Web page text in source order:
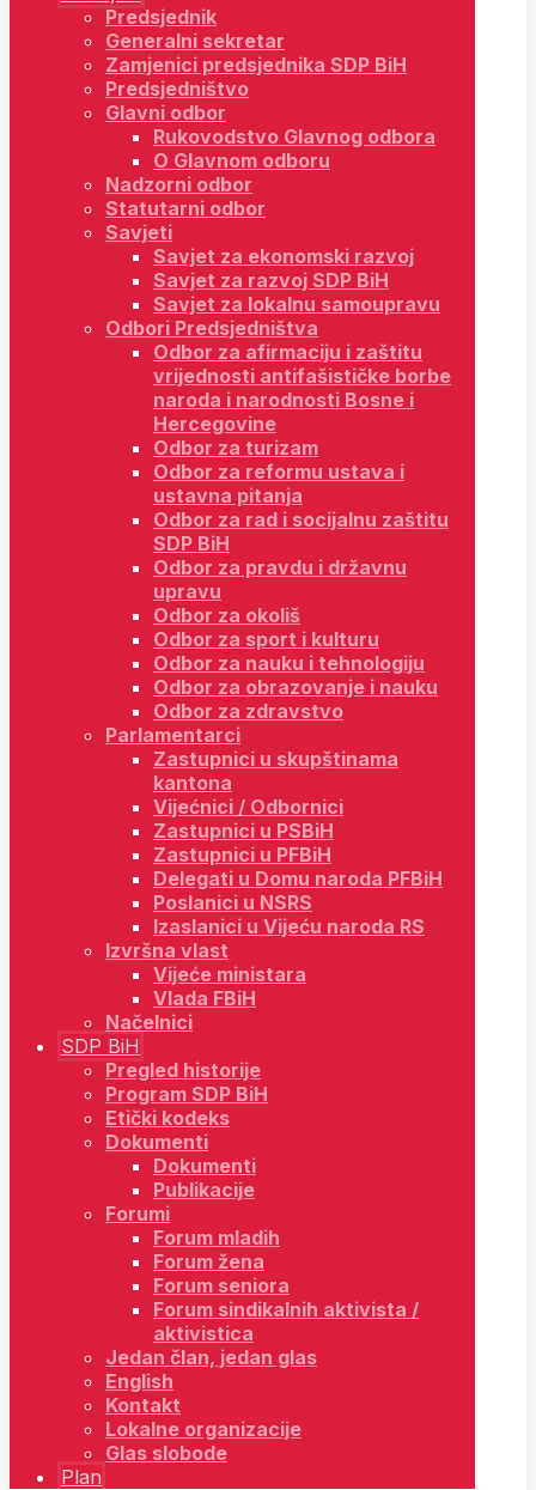
Predsjednik
Generalni sekretar
Zamjenici predsjednika SDP BiH
Predsjedništvo
Glavni odbor
Rukovodstvo Glavnog odbora
O Glavnom odboru
Nadzorni odbor
Statutarni odbor
Savjeti
Savjet za ekonomski razvoj
Savjet za razvoj SDP BiH
Savjet za lokalnu samoupravu
Odbori Predsjedništva
Odbor za afirmaciju i zaštitu
vrijednosti antifašističke borbe
naroda i narodnosti Bosne i
Hercegovine
Odbor za turizam
Odbor za reformu ustava i
ustavna pitanja
Odbor za rad i socijalnu zaštitu
SDP BiH
Odbor za pravdu i državnu
upravu
Odbor za okoliš
Odbor za sport i kulturu
Odbor za nauku i tehnologiju
Odbor za obrazovanje i nauku
Odbor za zdravstvo
Parlamentarci
Zastupnici u skupštinama
kantona
Vijećnici / Odbornici
Zastupnici u PSBiH
Zastupnici u PFBiH
Delegati u Domu naroda PFBiH
Poslanici u NSRS
Izaslanici u Vijeću naroda RS
Izvršna vlast
Vijeće ministara
Vlada FBiH
Načelnici
SDP BiH
Pregled historije
Program SDP BiH
Etički kodeks
Dokumenti
Dokumenti
Publikacije
Forumi
Forum mladih
Forum žena
Forum seniora
Forum sindikalnih aktivista /
aktivistica
Jedan član, jedan glas
English
Kontakt
Lokalne organizacije
Glas slobode
Plan